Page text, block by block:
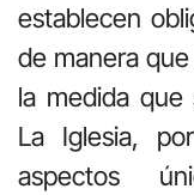
establecen
de manera
la medida que
La Iglesia,
aspectos